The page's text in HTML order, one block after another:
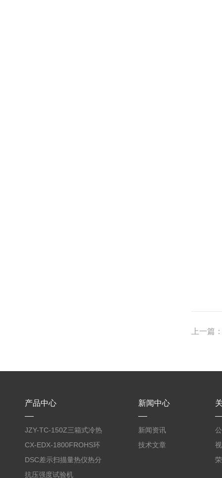
上一篇
产品中心
JZY-TC-150Z三箱式冷热
冲击试验箱
CX-EDX-1800FROHS环
保仪
DSC差示扫描量热仪热分
析仪
抗压强度试验机
新闻中心
新闻资讯
技术文章